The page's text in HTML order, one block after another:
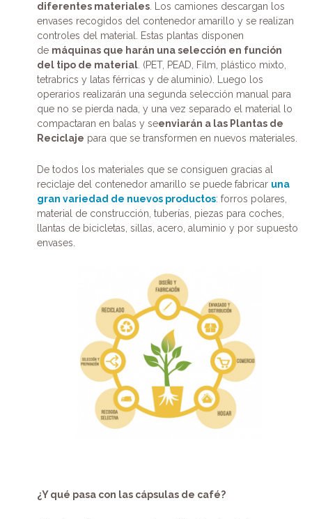
diferentes materiales. Los camiones descargan los
envases recogidos del contenedor amarillo y se realizan
controles del material. Estas plantas disponen
de máquinas que harán una selección en función
del tipo de material. (PET, PEAD, Film, plástico mixto,
tetrabrics y latas férricas y de aluminio). Luego los
operarios realizarán una segunda selección manual para
que no se pierda nada, y una vez separado el material lo
compactaran en balas y seenviarán a las Plantas de
Reciclaje para que se transformen en nuevos materiales.
De todos los materiales que se consiguen gracias al
reciclaje del contenedor amarillo se puede fabricar una
gran variedad de nuevos productos: forros polares,
material de construcción, tuberías, piezas para coches,
llantas de bicicletas, sillas, acero, aluminio y por supuesto
envases.
¿Y qué pasa con las cápsulas de café?